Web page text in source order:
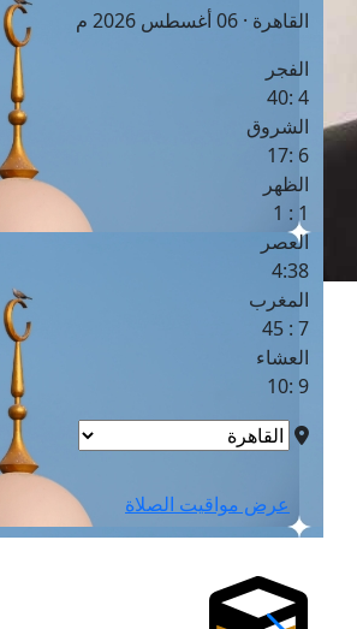
القاهرة · 06 أغسطس 2026 م
الفجر
4 :40
الشروق
6 :17
الظهر
1 : 1
العصر
4:38
المغرب
7 : 45
العشاء
9 :10
عرض مواقيت الصلاة